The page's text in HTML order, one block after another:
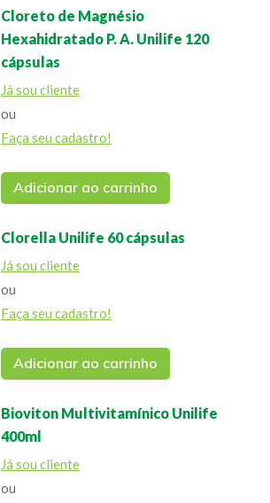
Cloreto de Magnésio
Hexahidratado P. A. Unilife 120
cápsulas
Já sou cliente
ou
Faça seu cadastro!
Adicionar ao carrinho
Clorella Unilife 60 cápsulas
Já sou cliente
ou
Faça seu cadastro!
Adicionar ao carrinho
Bioviton Multivitamínico Unilife
400ml
Já sou cliente
ou